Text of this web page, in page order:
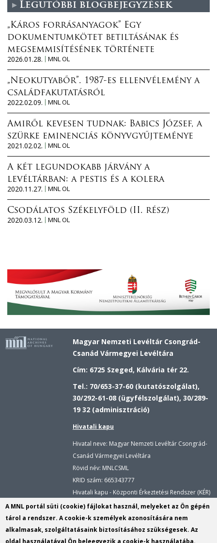
Legutóbbi blogbejegyzések
„Káros forrásanyagok” Egy
dokumentumkötet betiltásának és
megsemmisítésének története
2026.01.28.
MNL OL
„Neokutyabőr”. 1987-es ellenvélemény a
családfakutatásról
2022.02.09.
MNL OL
Amiről kevesen tudnak: Babics József, a
szürke eminenciás könyvgyűjteménye
2021.02.02.
MNL OL
A két legundokabb járvány a
levéltárban: a pestis és a kolera
2020.11.27.
MNL OL
Csodálatos Székelyföld (II. rész)
2020.03.12.
MNL OL
Magyar Nemzeti Levéltár Csongrád-
Csanád Vármegyei Levéltára
Cím: 6725 Szeged, Kálvária tér 22.
Tel.: 70/653-37-60 (kutatószolgálat),
30/292-61-08 (ügyfélszolgálat), 30/289-
19 32 (adminisztráció)
Hivatali kapu
Hivatal neve: Magyar Nemzeti Levéltár Csongrád-
Csanád Vármegyei Levéltára
Rövid név: MNLCSML
KRID szám: 665343777
Hivatali kapu - Központi Érkeztetési Rendszer (KÉR)
Hivatal neve: Magyar Nemzeti Levéltár
Rövid név: MNLCSML
KRID szám: 113809158
A MNL portál süti (cookie) fájlokat használ, melyeket az Ön gépén
tárol a rendszer. A cookie-k személyek azonosítására nem
alkalmasak, szolgáltatásaink biztosításához szükségesek. Az
oldal használatával Ön beleegyezik a cookie-k használatába.